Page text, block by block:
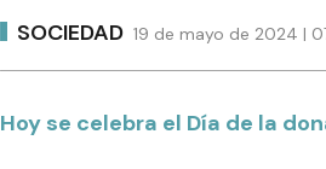
SOCIEDAD 19 de mayo de 2024 |
Hoy se celebra el Día de la